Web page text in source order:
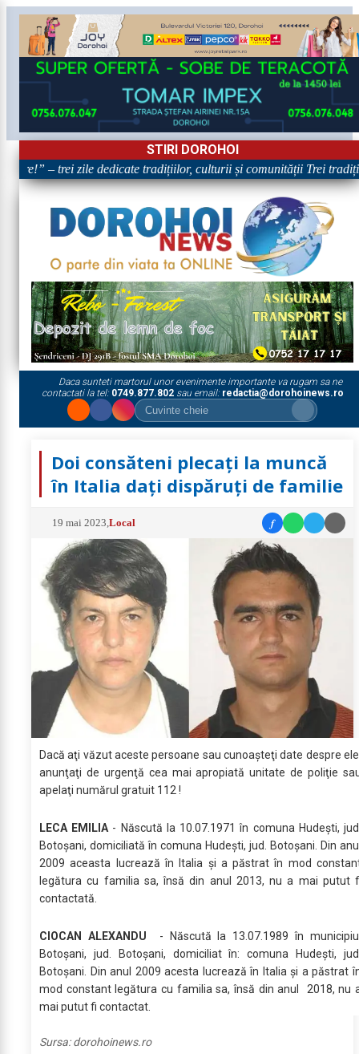
STIRI DOROHOI
– trei zile dedicate tradițiilor, culturii și comunității Trei
Daca sunteti martorul unor evenimente importante va rugam sa ne
contactati la tel: 0749.877.802sau email: redactia@dorohoinews.ro
Doi consăteni plecați la muncă
în Italia dați dispăruți de familie
19 mai 2023 ,Local f
Dacă aţi văzut aceste persoane sau cunoaşteţi date despre
anunţaţi de urgenţă cea mai apropiată unitate de poliţie
apelaţi numărul gratuit 112 !
LECA EMILIA- Născută la 10.07.1971 în comuna Hudești,
Botoșani, domiciliată în comuna Hudești, jud. Botoşani. Din
2009 aceasta lucrează în Italia și a păstrat în mod
legătura cu familia sa, însă din anul 2013, nu a mai putut
contactată.
CIOCAN ALEXANDU - Născută la 13.07.1989 în
Botoșani, jud. Botoșani, domiciliat în: comuna Hudești,
Botoşani. Din anul 2009 acesta lucrează în Italia și a păstrat
mod constant legătura cu familia sa, însă din anul 2018, nu
mai putut fi contactat.
Sursa:dorohoinews.ro